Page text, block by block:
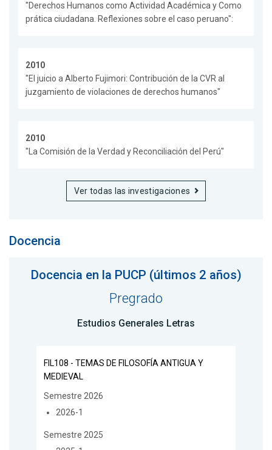
"Derechos Humanos como Actividad Académica y Como
prática ciudadana. Reflexiones sobre el caso peruano":
2010
"El juicio a Alberto Fujimori: Contribución de la CVR al
juzgamiento de violaciones de derechos humanos"
2010
"La Comisión de la Verdad y Reconciliación del Perú"
Ver todas las investigaciones
Docencia
Docencia en la PUCP (últimos 2 años)
Pregrado
Estudios Generales Letras
FIL108 - TEMAS DE FILOSOFÍA ANTIGUA Y
MEDIEVAL
Semestre 2026
2026-1
Semestre 2025